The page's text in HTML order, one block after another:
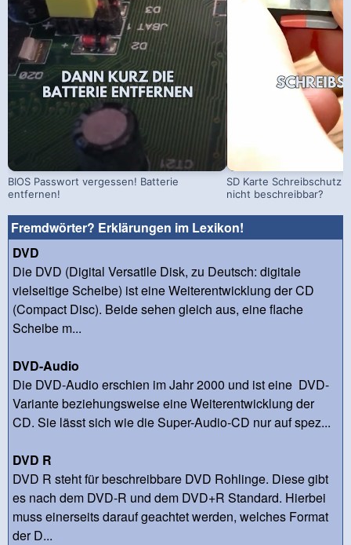
BIOS Passwort vergessen! Batterie
entfernen!
SD Karte Schreibschutz
nicht beschreibbar?
Fremdwörter? Erklärungen im Lexikon!
DVD
Die DVD (Digital Versatile Disk, zu Deutsch: digitale
vielseitige Scheibe) ist eine Weiterentwicklung der CD
(Compact Disc). Beide sehen gleich aus, eine flache
Scheibe m...
DVD-Audio
Die DVD-Audio erschien im Jahr 2000 und ist eine DVD-
Variante beziehungsweise eine Weiterentwicklung der
CD. Sie lässt sich wie die Super-Audio-CD nur auf spez...
DVD R
DVD R steht für beschreibbare DVD Rohlinge. Diese gibt
es nach dem DVD-R und dem DVD+R Standard. Hierbei
muss einerseits darauf geachtet werden, welches Format
der D...